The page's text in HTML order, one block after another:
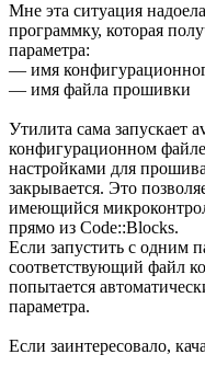
Мне эта ситуация
программку, которая
параметра:
— имя
— имя файла прошивки
Утилита сама запускает
конфигурационном
настройками для
закрывается. Это
имеющийся
прямо из Code::Blocks.
Если запустить с одним
соответствующий файл
попытается
параметра.
Если заинтересовало,